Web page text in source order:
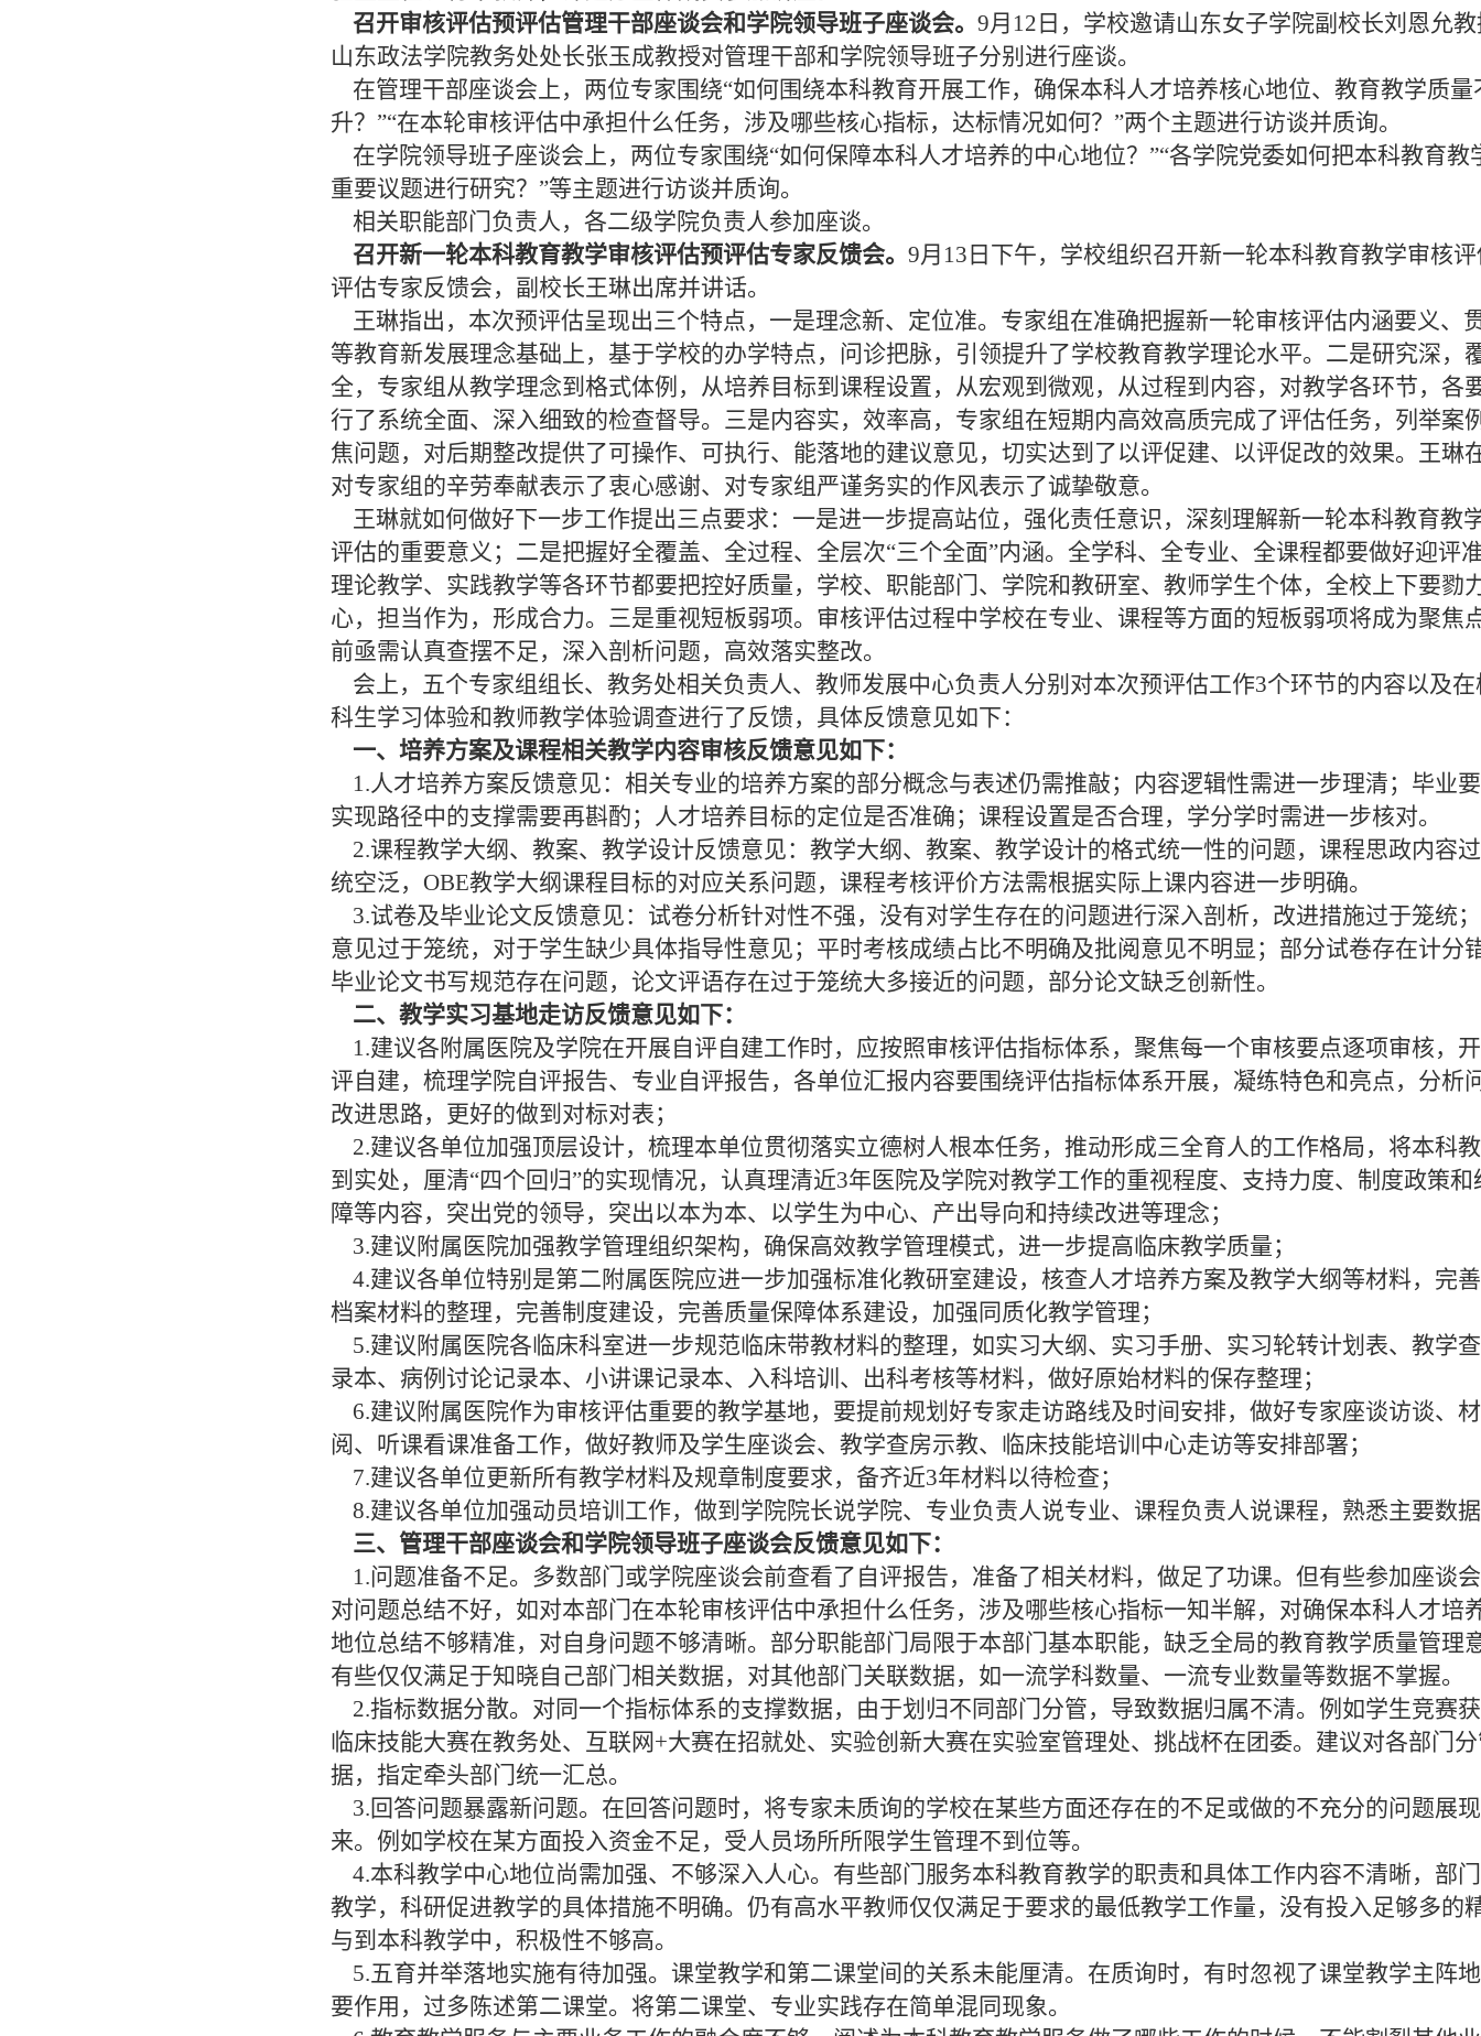
召开审核评估预评估管理干部座谈会和学院领导班子座谈会。 9月12日，学校邀请山东女子学院副校长刘恩允
山东政法学院教务处处长张玉成教授对管理干部和学院领导班子分别进行座谈。
在管理干部座谈会上，两位专家围绕“如何围绕本科教育开展工作，确保本科人才培养核心地位、教育教学质量
升？”“在本轮审核评估中承担什么任务，涉及哪些核心指标，达标情况如何？”两个主题进行访谈并质询。
在学院领导班子座谈会上，两位专家围绕“如何保障本科人才培养的中心地位？”“各学院党委如何把本科教育教
重要议题进行研究？”等主题进行访谈并质询。
相关职能部门负责人，各二级学院负责人参加座谈。
召开新一轮本科教育教学审核评估预评估专家反馈会。 9月13日下午，学校组织召开新一轮本科教育教学审核
评估专家反馈会，副校长王琳出席并讲话。
王琳指出，本次预评估呈现出三个特点，一是理念新、定位准。专家组在准确把握新一轮审核评估内涵要义、
等教育新发展理念基础上，基于学校的办学特点，问诊把脉，引领提升了学校教育教学理论水平。二是研究深，
全，专家组从教学理念到格式体例，从培养目标到课程设置，从宏观到微观，从过程到内容，对教学各环节，各
行了系统全面、深入细致的检查督导。三是内容实，效率高，专家组在短期内高效高质完成了评估任务，列举案
焦问题，对后期整改提供了可操作、可执行、能落地的建议意见，切实达到了以评促建、以评促改的效果。王琳
对专家组的辛劳奉献表示了衷心感谢、对专家组严谨务实的作风表示了诚挚敬意。
王琳就如何做好下一步工作提出三点要求：一是进一步提高站位，强化责任意识，深刻理解新一轮本科教育教
评估的重要意义；二是把握好全覆盖、全过程、全层次“三个全面”内涵。全学科、全专业、全课程都要做好迎评
理论教学、实践教学等各环节都要把控好质量，学校、职能部门、学院和教研室、教师学生个体，全校上下要勠
心，担当作为，形成合力。三是重视短板弱项。审核评估过程中学校在专业、课程等方面的短板弱项将成为聚焦
前亟需认真查摆不足，深入剖析问题，高效落实整改。
会上，五个专家组组长、教务处相关负责人、教师发展中心负责人分别对本次预评估工作3个环节的内容以及在
科生学习体验和教师教学体验调查进行了反馈，具体反馈意见如下：
一、培养方案及课程相关教学内容审核反馈意见如下：
1.人才培养方案反馈意见：相关专业的培养方案的部分概念与表述仍需推敲；内容逻辑性需进一步理清；毕业
实现路径中的支撑需要再斟酌；人才培养目标的定位是否准确；课程设置是否合理，学分学时需进一步核对。
2.课程教学大纲、教案、教学设计反馈意见：教学大纲、教案、教学设计的格式统一性的问题，课程思政内容
统空泛，OBE教学大纲课程目标的对应关系问题，课程考核评价方法需根据实际上课内容进一步明确。
3.试卷及毕业论文反馈意见：试卷分析针对性不强，没有对学生存在的问题进行深入剖析，改进措施过于笼统
意见过于笼统，对于学生缺少具体指导性意见；平时考核成绩占比不明确及批阅意见不明显；部分试卷存在计分
毕业论文书写规范存在问题，论文评语存在过于笼统大多接近的问题，部分论文缺乏创新性。
二、教学实习基地走访反馈意见如下：
1.建议各附属医院及学院在开展自评自建工作时，应按照审核评估指标体系，聚焦每一个审核要点逐项审核，
评自建，梳理学院自评报告、专业自评报告，各单位汇报内容要围绕评估指标体系开展，凝练特色和亮点，分析
改进思路，更好的做到对标对表；
2.建议各单位加强顶层设计，梳理本单位贯彻落实立德树人根本任务，推动形成三全育人的工作格局，将本科
到实处，厘清“四个回归”的实现情况，认真理清近3年医院及学院对教学工作的重视程度、支持力度、制度政策和
障等内容，突出党的领导，突出以本为本、以学生为中心、产出导向和持续改进等理念；
3.建议附属医院加强教学管理组织架构，确保高效教学管理模式，进一步提高临床教学质量；
4.建议各单位特别是第二附属医院应进一步加强标准化教研室建设，核查人才培养方案及教学大纲等材料，完
档案材料的整理，完善制度建设，完善质量保障体系建设，加强同质化教学管理；
5.建议附属医院各临床科室进一步规范临床带教材料的整理，如实习大纲、实习手册、实习轮转计划表、教学
录本、病例讨论记录本、小讲课记录本、入科培训、出科考核等材料，做好原始材料的保存整理；
6.建议附属医院作为审核评估重要的教学基地，要提前规划好专家走访路线及时间安排，做好专家座谈访谈、
阅、听课看课准备工作，做好教师及学生座谈会、教学查房示教、临床技能培训中心走访等安排部署；
7.建议各单位更新所有教学材料及规章制度要求，备齐近3年材料以待检查；
8.建议各单位加强动员培训工作，做到学院院长说学院、专业负责人说专业、课程负责人说课程，熟悉主要数
三、管理干部座谈会和学院领导班子座谈会反馈意见如下：
1.问题准备不足。多数部门或学院座谈会前查看了自评报告，准备了相关材料，做足了功课。但有些参加座谈
对问题总结不好，如对本部门在本轮审核评估中承担什么任务，涉及哪些核心指标一知半解，对确保本科人才培
地位总结不够精准，对自身问题不够清晰。部分职能部门局限于本部门基本职能，缺乏全局的教育教学质量管理
有些仅仅满足于知晓自己部门相关数据，对其他部门关联数据，如一流学科数量、一流专业数量等数据不掌握。
2.指标数据分散。对同一个指标体系的支撑数据，由于划归不同部门分管，导致数据归属不清。例如学生竞赛
临床技能大赛在教务处、互联网+大赛在招就处、实验创新大赛在实验室管理处、挑战杯在团委。建议对各部门
据，指定牵头部门统一汇总。
3.回答问题暴露新问题。在回答问题时，将专家未质询的学校在某些方面还存在的不足或做的不充分的问题展
来。例如学校在某方面投入资金不足，受人员场所所限学生管理不到位等。
4.本科教学中心地位尚需加强、不够深入人心。有些部门服务本科教育教学的职责和具体工作内容不清晰，部
教学，科研促进教学的具体措施不明确。仍有高水平教师仅仅满足于要求的最低教学工作量，没有投入足够多的
与到本科教学中，积极性不够高。
5.五育并举落地实施有待加强。课堂教学和第二课堂间的关系未能厘清。在质询时，有时忽视了课堂教学主阵
要作用，过多陈述第二课堂。将第二课堂、专业实践存在简单混同现象。